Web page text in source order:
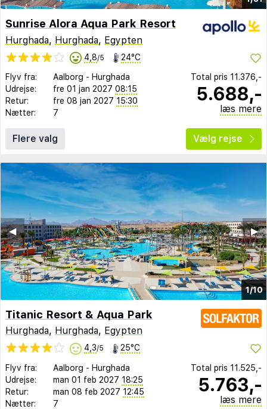
Sunrise Alora Aqua Park Resort
Hurghada, Hurghada, Egypten
4,8/5 24°C
Flyv fra: Aalborg - Hurghada
Udrejse:
fre 01 jan 2027 08:15
Retur:
fre 08 jan 2027 15:30
Nætter:
7
Total pris 11.376,-
5.688,-
læs mere
Flere valg Vælg rejse
1/10
▶︎
◀︎
Titanic Resort & Aqua Park
Hurghada, Hurghada, Egypten
4,3/5 25°C
Flyv fra: Aalborg - Hurghada
Udrejse:
man 01 feb 2027 18:25
Retur:
man 08 feb 2027 12:45
Nætter:
7
Total pris 11.525,-
5.763,-
læs mere